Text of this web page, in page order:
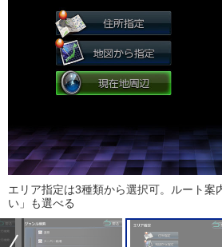
エリア指定は3種類から選択可。ルート案
い」も選べる